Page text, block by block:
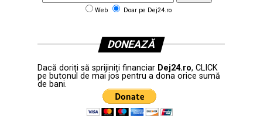
Web Doar pe Dej24.ro
DONEAZĂ
Dacă doriți să sprijiniți financiar Dej24.ro, CLICK
pe butonul de mai jos pentru a dona orice sumă
de bani.